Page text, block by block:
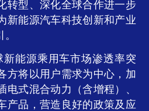
转型、深化全球合作进一步
新能源汽车科技创新和产业
新能源乘用车市场渗透率突
方将以用户需求为中心，加
电式混合动力（含增程）、
产品，营造良好的政策及应